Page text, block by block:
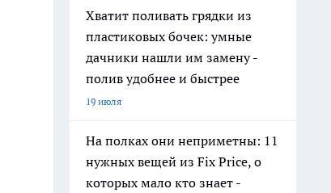
Хватит поливать грядки из
пластиковых бочек: умные
дачники нашли им замену -
полив удобнее и быстрее
19 июля
На полках они неприметны: 11
нужных вещей из Fix Price, о
которых мало кто знает -